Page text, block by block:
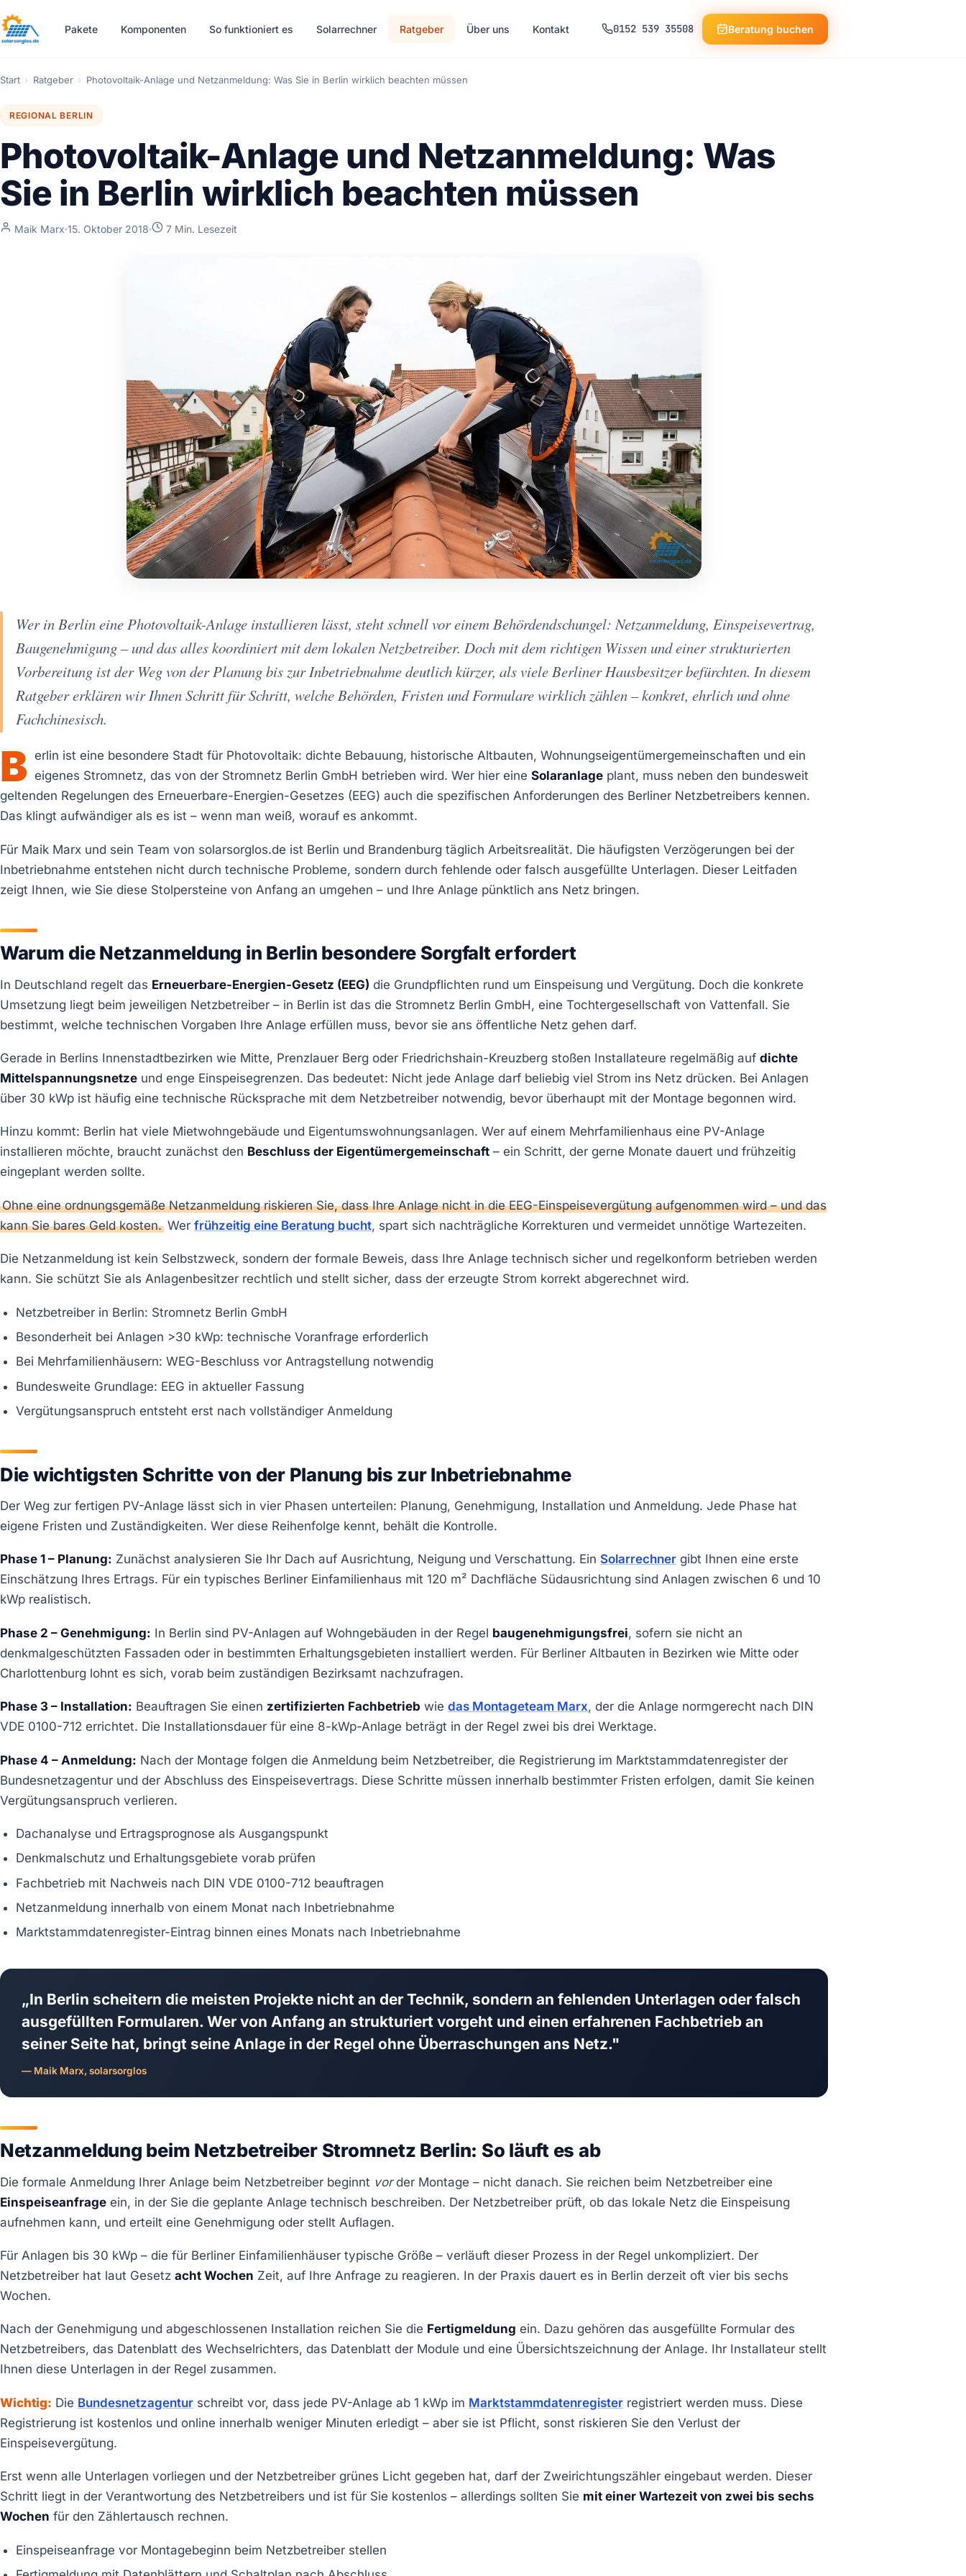
Pakete Komponenten So funktioniert es Solarrechner Ratgeber Über uns Kontakt 0152 539 35508 Beratung buchen
Start › Ratgeber › Photovoltaik-Anlage und Netzanmeldung: Was Sie in Berlin wirklich beachten müssen
REGIONAL BERLIN
Photovoltaik-Anlage und Netzanmeldung: Was
Sie in Berlin wirklich beachten müssen
Maik Marx 15. Oktober 2018 7 Min. Lesezeit
Wer in Berlin eine Photovoltaik-Anlage installieren lässt, steht schnell vor einem Behördendschungel: Netzanmeldung, Einspeisevertrag,
Baugenehmigung – und das alles koordiniert mit dem lokalen Netzbetreiber. Doch mit dem richtigen Wissen und einer strukturierten
Vorbereitung ist der Weg von der Planung bis zur Inbetriebnahme deutlich kürzer, als viele Berliner Hausbesitzer befürchten. In diesem
Ratgeber erklären wir Ihnen Schritt für Schritt, welche Behörden, Fristen und Formulare wirklich zählen – konkret, ehrlich und ohne
Fachchinesisch.
B erlin ist eine besondere Stadt für Photovoltaik: dichte Bebauung, historische Altbauten, Wohnungseigentümergemeinschaften und ein
eigenes Stromnetz, das von der Stromnetz Berlin GmbH betrieben wird. Wer hier eineSolaranlage plant, muss neben den bundesweit
geltenden Regelungen des Erneuerbare-Energien-Gesetzes (EEG) auch die spezifischen Anforderungen des Berliner Netzbetreibers kennen.
Das klingt aufwändiger als es ist – wenn man weiß, worauf es ankommt.
Für Maik Marx und sein Team von solarsorglos.de ist Berlin und Brandenburg täglich Arbeitsrealität. Die häufigsten Verzögerungen bei der
Inbetriebnahme entstehen nicht durch technische Probleme, sondern durch fehlende oder falsch ausgefüllte Unterlagen. Dieser Leitfaden
zeigt Ihnen, wie Sie diese Stolpersteine von Anfang an umgehen – und Ihre Anlage pünktlich ans Netz bringen.
Warum die Netzanmeldung in Berlin besondere Sorgfalt erfordert
In Deutschland regelt das Erneuerbare-Energien-Gesetz (EEG) die Grundpflichten rund um Einspeisung und Vergütung. Doch die konkrete
Umsetzung liegt beim jeweiligen Netzbetreiber – in Berlin ist das die Stromnetz Berlin GmbH, eine Tochtergesellschaft von Vattenfall. Sie
bestimmt, welche technischen Vorgaben Ihre Anlage erfüllen muss, bevor sie ans öffentliche Netz gehen darf.
Gerade in Berlins Innenstadtbezirken wie Mitte, Prenzlauer Berg oder Friedrichshain-Kreuzberg stoßen Installateure regelmäßig auf dichte
Mittelspannungsnetze und enge Einspeisegrenzen. Das bedeutet: Nicht jede Anlage darf beliebig viel Strom ins Netz drücken. Bei Anlagen
über 30 kWp ist häufig eine technische Rücksprache mit dem Netzbetreiber notwendig, bevor überhaupt mit der Montage begonnen wird.
Hinzu kommt: Berlin hat viele Mietwohngebäude und Eigentumswohnungsanlagen. Wer auf einem Mehrfamilienhaus eine PV-Anlage
installieren möchte, braucht zunächst den Beschluss der Eigentümergemeinschaft – ein Schritt, der gerne Monate dauert und frühzeitig
eingeplant werden sollte.
Ohne eine ordnungsgemäße Netzanmeldung riskieren Sie, dass Ihre Anlage nicht in die EEG-Einspeisevergütung aufgenommen wird – und das
kann Sie bares Geld kosten.Wer frühzeitig eine Beratung bucht, spart sich nachträgliche Korrekturen und vermeidet unnötige Wartezeiten.
Die Netzanmeldung ist kein Selbstzweck, sondern der formale Beweis, dass Ihre Anlage technisch sicher und regelkonform betrieben werden
kann. Sie schützt Sie als Anlagenbesitzer rechtlich und stellt sicher, dass der erzeugte Strom korrekt abgerechnet wird.
Netzbetreiber in Berlin: Stromnetz Berlin GmbH
Besonderheit bei Anlagen >30 kWp: technische Voranfrage erforderlich
Bei Mehrfamilienhäusern: WEG-Beschluss vor Antragstellung notwendig
Bundesweite Grundlage: EEG in aktueller Fassung
Vergütungsanspruch entsteht erst nach vollständiger Anmeldung
Die wichtigsten Schritte von der Planung bis zur Inbetriebnahme
Der Weg zur fertigen PV-Anlage lässt sich in vier Phasen unterteilen: Planung, Genehmigung, Installation und Anmeldung. Jede Phase hat
eigene Fristen und Zuständigkeiten. Wer diese Reihenfolge kennt, behält die Kontrolle.
Phase 1 – Planung: Zunächst analysieren Sie Ihr Dach auf Ausrichtung, Neigung und Verschattung. Ein Solarrechner gibt Ihnen eine erste
Einschätzung Ihres Ertrags. Für ein typisches Berliner Einfamilienhaus mit 120 m² Dachfläche Südausrichtung sind Anlagen zwischen 6 und 10
kWp realistisch.
Phase 2 – Genehmigung: In Berlin sind PV-Anlagen auf Wohngebäuden in der Regel baugenehmigungsfrei, sofern sie nicht an
denkmalgeschützten Fassaden oder in bestimmten Erhaltungsgebieten installiert werden. Für Berliner Altbauten in Bezirken wie Mitte oder
Charlottenburg lohnt es sich, vorab beim zuständigen Bezirksamt nachzufragen.
Phase 3 – Installation: Beauftragen Sie einen zertifizierten Fachbetrieb wie das Montageteam Marx, der die Anlage normgerecht nach DIN
VDE 0100-712 errichtet. Die Installationsdauer für eine 8-kWp-Anlage beträgt in der Regel zwei bis drei Werktage.
Phase 4 – Anmeldung: Nach der Montage folgen die Anmeldung beim Netzbetreiber, die Registrierung im Marktstammdatenregister der
Bundesnetzagentur und der Abschluss des Einspeisevertrags. Diese Schritte müssen innerhalb bestimmter Fristen erfolgen, damit Sie keinen
Vergütungsanspruch verlieren.
Dachanalyse und Ertragsprognose als Ausgangspunkt
Denkmalschutz und Erhaltungsgebiete vorab prüfen
Fachbetrieb mit Nachweis nach DIN VDE 0100-712 beauftragen
Netzanmeldung innerhalb von einem Monat nach Inbetriebnahme
Marktstammdatenregister-Eintrag binnen eines Monats nach Inbetriebnahme
„In Berlin scheitern die meisten Projekte nicht an der Technik, sondern an fehlenden Unterlagen oder falsch
ausgefüllten Formularen. Wer von Anfang an strukturiert vorgeht und einen erfahrenen Fachbetrieb an
seiner Seite hat, bringt seine Anlage in der Regel ohne Überraschungen ans Netz."
— Maik Marx, solarsorglos
Netzanmeldung beim Netzbetreiber Stromnetz Berlin: So läuft es ab
Die formale Anmeldung Ihrer Anlage beim Netzbetreiber beginnt vorder Montage – nicht danach. Sie reichen beim Netzbetreiber eine
Einspeiseanfrage ein, in der Sie die geplante Anlage technisch beschreiben. Der Netzbetreiber prüft, ob das lokale Netz die Einspeisung
aufnehmen kann, und erteilt eine Genehmigung oder stellt Auflagen.
Für Anlagen bis 30 kWp – die für Berliner Einfamilienhäuser typische Größe – verläuft dieser Prozess in der Regel unkompliziert. Der
Netzbetreiber hat laut Gesetz acht Wochen Zeit, auf Ihre Anfrage zu reagieren. In der Praxis dauert es in Berlin derzeit oft vier bis sechs
Wochen.
Nach der Genehmigung und abgeschlossenen Installation reichen Sie die Fertigmeldung ein. Dazu gehören das ausgefüllte Formular des
Netzbetreibers, das Datenblatt des Wechselrichters, das Datenblatt der Module und eine Übersichtszeichnung der Anlage. Ihr Installateur stellt
Ihnen diese Unterlagen in der Regel zusammen.
Wichtig: Die Bundesnetzagentur schreibt vor, dass jede PV-Anlage ab 1 kWp im Marktstammdatenregister registriert werden muss. Diese
Registrierung ist kostenlos und online innerhalb weniger Minuten erledigt – aber sie ist Pflicht, sonst riskieren Sie den Verlust der
Einspeisevergütung.
Erst wenn alle Unterlagen vorliegen und der Netzbetreiber grünes Licht gegeben hat, darf der Zweirichtungszähler eingebaut werden. Dieser
Schritt liegt in der Verantwortung des Netzbetreibers und ist für Sie kostenlos – allerdings sollten Sie mit einer Wartezeit von zwei bis sechs
Wochen für den Zählertausch rechnen.
Einspeiseanfrage vor Montagebeginn beim Netzbetreiber stellen